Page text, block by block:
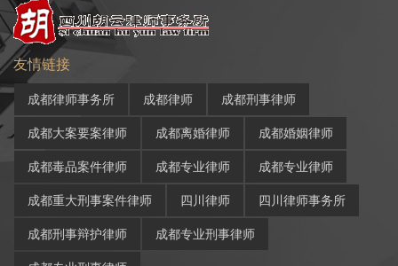
友情链接
成都律师事务所 成都律师
成都刑事律师
成都大案要案律师
成都离婚律师
成都婚姻律师
成都毒品案件律师
成都专业律师
成都专业律师
成都重大刑事案件律师
四川律师
四川律师事务所
成都刑事辩护律师
成都专业刑事律师